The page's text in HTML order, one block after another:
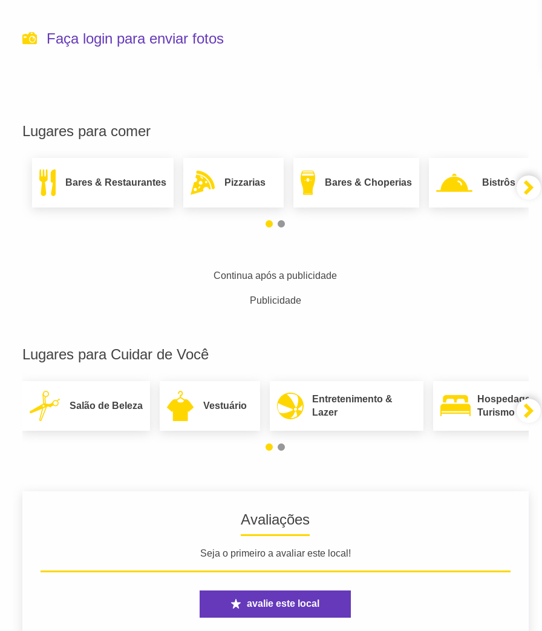
Faça login para enviar fotos
Lugares para comer
Bares & Restaurantes Pizzarias Bares & Choperias Bistrôs
Continua após a publicidade
Publicidade
Lugares para Cuidar de Você
Salão de Beleza Vestuário
Entretenimento &
Lazer
Hospedagem
Turismo
Avaliações
Seja o primeiro a avaliar este local!
avalie este local